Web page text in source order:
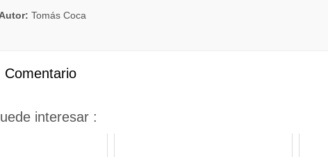
Autor: Tomás Coca
Comentario
interesar :